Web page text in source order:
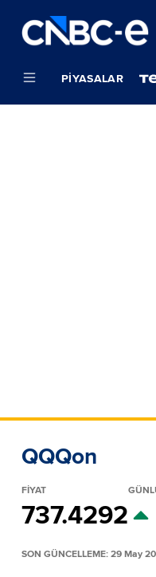
PIYASALAR
QQQon
FİYAT
737.4292
SON GÜNCELLEME: 29 May